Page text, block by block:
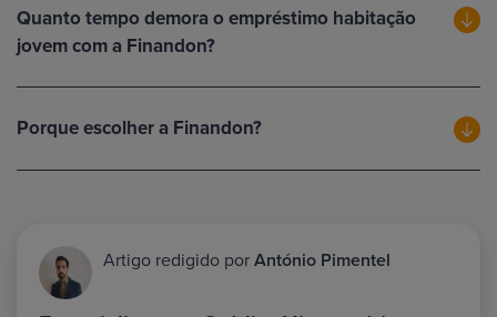
Quanto tempo demora o empréstimo habitação
jovem com a Finandon?
Porque escolher a Finandon?
Artigo redigido porAntónio Pimentel